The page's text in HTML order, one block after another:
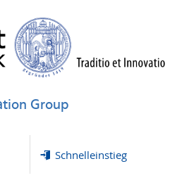
Group
Schnelleinstieg